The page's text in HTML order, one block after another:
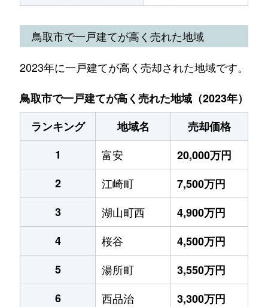
鳥取市で一戸建てが高く売れた地域
2023年に一戸建てが高く売却された地域です。
鳥取市で一戸建てが高く売れた地域（2023年）
ランキング
地域名
売却価格
1
富安
20,000万円
2
江崎町
7,500万円
3
湖山町西
4,900万円
4
桜谷
4,500万円
5
湯所町
3,550万円
6
西品治 3,300万円